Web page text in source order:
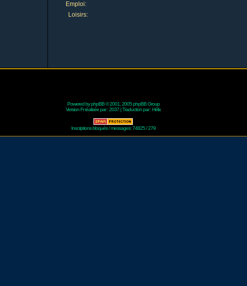
Emploi:
Loisirs:
Powered byphpBB© 2001, 2005 phpBB Group
Version Fr réalisée par :2037 | Traduction par :Hélix
Inscriptions bloqués / messages: 74825 / 279